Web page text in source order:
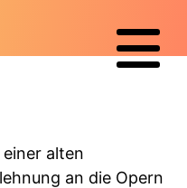
alten
an die Opern